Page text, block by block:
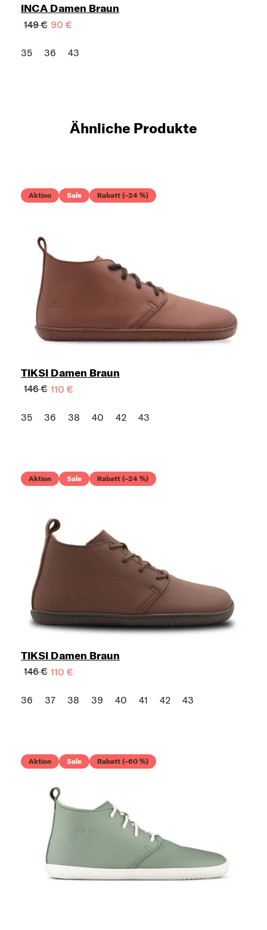
INCA Damen Braun
149 € 90 €
35 36 43
Ähnliche Produkte
Aktion Sale Rabatt (–24 %)
TIKSI Damen Braun
146 € 110 €
35 36 38 40 42 43
Aktion Sale Rabatt (–24 %)
TIKSI Damen Braun
146 € 110 €
36 37 38 39 40 41 42 43
Aktion Sale Rabatt (–60 %)